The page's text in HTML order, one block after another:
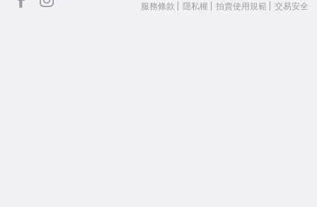
服務條款
隱私權 拍賣使用規範 交易安全